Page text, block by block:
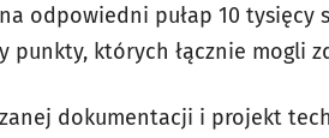
odpowiedni pułap 10 tysięcy
punkty, których łącznie mogli
dokumentacji i projekt